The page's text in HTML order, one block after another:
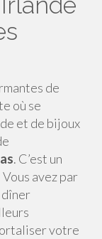
de
où se
et de bijoux
. C’est un
avez par
votre